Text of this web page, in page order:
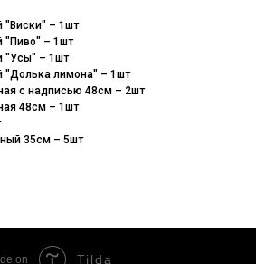
"Виски" – 1шт
"Пиво" – 1шт
"Усы" – 1шт
"Долька лимона" – 1шт
с надписью 48см – 2шт
48см – 1шт
35см – 5шт
on Tilda